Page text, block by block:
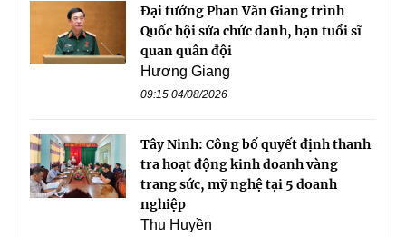
Đại tướng Phan Văn Giang trình
Quốc hội sửa chức danh, hạn tuổi sĩ
quan quân đội
Hương Giang
09:15 04/08/2026
Tây Ninh: Công bố quyết định thanh
tra hoạt động kinh doanh vàng
trang sức, mỹ nghệ tại 5 doanh
nghiệp
Thu Huyền